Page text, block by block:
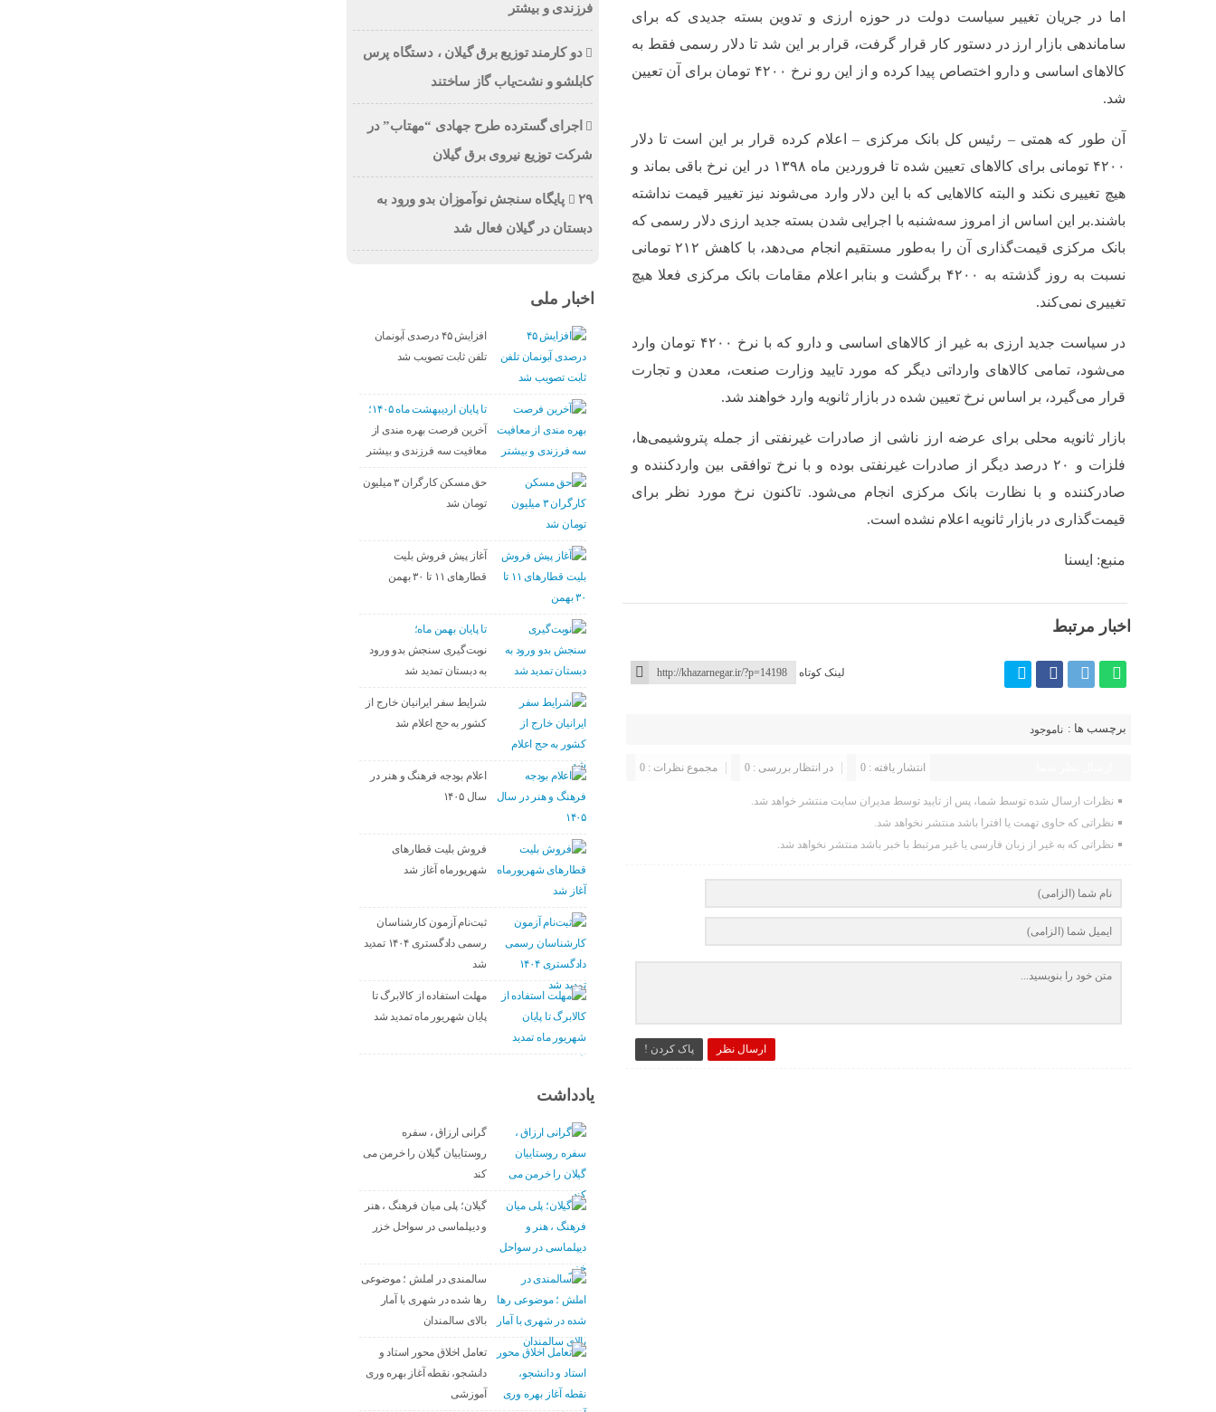
اما در جریان تغییر سیاست دولت در حوزه ارزی و تدوین بسته جدیدی که برای
ساماندهی بازار ارز در دستور کار قرار گرفت، قرار بر این شد تا دلار رسمی فقط به
کالاهای اساسی و دارو اختصاص پیدا کرده و از این رو نرخ ۴۲۰۰ تومان برای آن تعیین
شد.
آن طور که همتی – رئیس کل بانک مرکزی – اعلام کرده قرار بر این است تا دلار
۴۲۰۰ تومانی برای کالاهای تعیین شده تا فروردین ماه ۱۳۹۸ در این نرخ باقی بماند و
هیچ تغییری نکند و البته کالاهایی که با این دلار وارد می‌شوند نیز تغییر قیمت نداشته
باشند.بر این اساس از امروز سه‌شنبه با اجرایی شدن بسته جدید ارزی دلار رسمی که
بانک مرکزی قیمت‌گذاری آن را به‌طور مستقیم انجام می‌دهد، با کاهش ۲۱۲ تومانی
نسبت به روز گذشته به ۴۲۰۰ برگشت و بنابر اعلام مقامات بانک مرکزی فعلا هیچ
تغییری نمی‌کند.
در سیاست جدید ارزی به غیر از کالاهای اساسی و دارو که با نرخ ۴۲۰۰ تومان وارد
می‌شود، تمامی کالاهای وارداتی دیگر که مورد تایید وزارت صنعت، معدن و تجارت
قرار می‌گیرد، بر اساس نرخ تعیین شده در بازار ثانویه وارد خواهند شد.
بازار ثانویه محلی برای عرضه ارز ناشی از صادرات غیرنفتی از جمله پتروشیمی‌ها،
فلزات و ۲۰ درصد دیگر از صادرات غیرنفتی بوده و با نرخ توافقی بین واردکننده و
صادرکننده و با نظارت بانک مرکزی انجام می‌شود. تاکنون نرخ مورد نظر برای
قیمت‌گذاری در بازار ثانویه اعلام نشده است.
منبع: ایسنا
اخبار مرتبط
لینک کوتاه
برچسب ها : ناموجود
مجموع نظرات : 0 در انتظار بررسی : 0 انتشار یافته : 0
نظرات ارسال شده توسط شما، پس از تایید توسط مدیران سایت منتشر خواهد شد.
نظراتی که حاوی تهمت یا افترا باشد منتشر نخواهد شد.
نظراتی که به غیر از زبان فارسی یا غیر مرتبط با خبر باشد منتشر نخواهد شد.
ارسال نظر پاک کردن !
فرزندی و بیشتر
دو کارمند توزیع برق گیلان ، دستگاه پرس
کابلشو و نشت‌یاب گاز ساختند
اجرای گسترده طرح جهادی “مهتاب” در
شرکت توزیع نیروی برق گیلان
۲۹ پایگاه سنجش نوآموزان بدو ورود به
دبستان در گیلان فعال شد
اخبار ملی
افزایش ۴۵ درصدی آبونمان
تلفن ثابت تصویب شد
تا پایان اردیبهشت ماه ۱۴۰۵؛
آخرین فرصت بهره مندی از
معافیت سه فرزندی و بیشتر
حق مسکن کارگران ۳ میلیون
تومان شد
آغاز پیش فروش بلیت‌
قطارهای ۱۱ تا ۳۰ بهمن
تا پایان بهمن ماه؛
نوبت‌گیری سنجش بدو ورود
به دبستان تمدید شد
شرایط سفر ایرانیان خارج از
کشور به حج اعلام شد
اعلام بودجه فرهنگ و هنر در
سال ۱۴۰۵
فروش بلیت قطارهای
شهریورماه آغاز شد
ثبت‌نام آزمون کارشناسان
رسمی دادگستری ۱۴۰۴ تمدید
شد
مهلت استفاده از کالابرگ تا
پایان شهریور ماه تمدید شد
یادداشت
گرانی ارزاق ، سفره
روستاییان گیلان را خرمن می
کند
گیلان؛ پلی میان فرهنگ ، هنر
و دیپلماسی در سواحل خزر
سالمندی در املش ؛ موضوعی
رها شده در شهری با آمار
بالای سالمندان
تعامل اخلاق‌ محور استاد و
دانشجو، نقطه آغاز بهره ‌وری
آموزشی